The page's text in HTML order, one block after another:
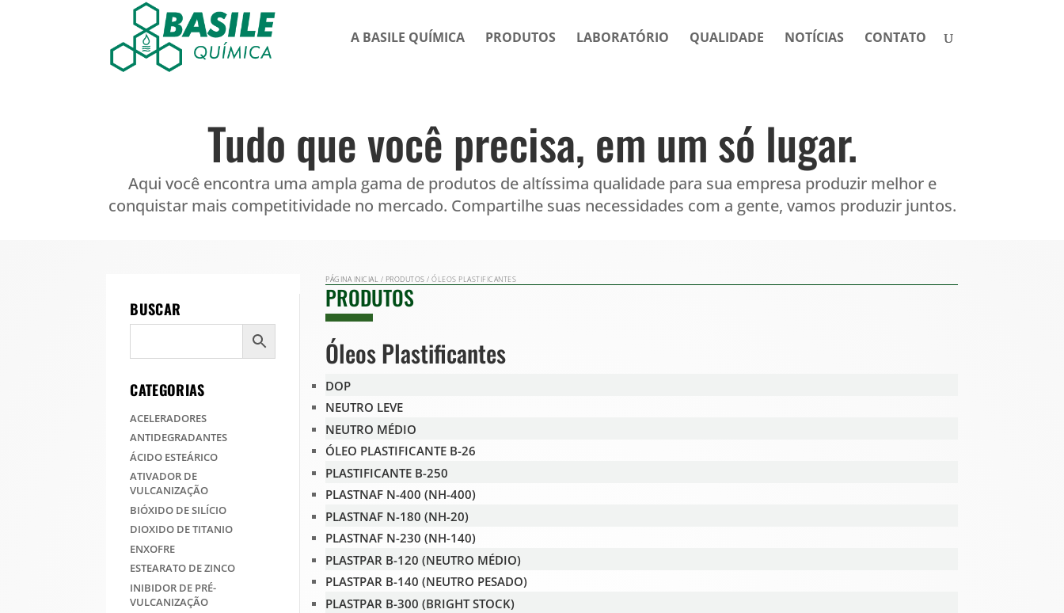
A BASILE QUÍMICA PRODUTOS LABORATÓRIO QUALIDADE NOTÍCIAS CONTATO
Tudo que você precisa, em um só lugar.
Aqui você encontra uma ampla gama de produtos de altíssima qualidade para sua empresa produzir melhor e
conquistar mais competitividade no mercado. Compartilhe suas necessidades com a gente, vamos produzir juntos.
BUSCAR
CATEGORIAS
ACELERADORES
ANTIDEGRADANTES
ÁCIDO ESTEÁRICO
ATIVADOR DE
VULCANIZAÇÃO
BIÓXIDO DE SILÍCIO
DIOXIDO DE TITANIO
ENXOFRE
ESTEARATO DE ZINCO
INIBIDOR DE PRÉ-
VULCANIZAÇÃO
PÁGINA INICIAL / PRODUTOS / ÓLEOS PLASTIFICANTES
PRODUTOS
Óleos Plastificantes
DOP
NEUTRO LEVE
NEUTRO MÉDIO
ÓLEO PLASTIFICANTE B-26
PLASTIFICANTE B-250
PLASTNAF N-400 (NH-400)
PLASTNAF N-180 (NH-20)
PLASTNAF N-230 (NH-140)
PLASTPAR B-120 (NEUTRO MÉDIO)
PLASTPAR B-140 (NEUTRO PESADO)
PLASTPAR B-300 (BRIGHT STOCK)